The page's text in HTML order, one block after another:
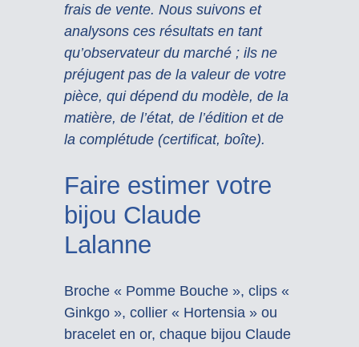
frais de vente. Nous suivons et
analysons ces résultats en tant
qu’observateur du marché ; ils ne
préjugent pas de la valeur de votre
pièce, qui dépend du modèle, de la
matière, de l’état, de l’édition et de
la complétude (certificat, boîte).
Faire estimer votre
bijou Claude
Lalanne
Broche « Pomme Bouche », clips «
Ginkgo », collier « Hortensia » ou
bracelet en or, chaque bijou Claude